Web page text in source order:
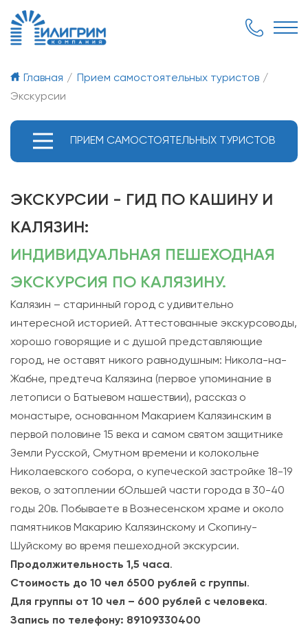
Главная
Прием самостоятельных туристов
Экскурсии
ПРИЕМ САМОСТОЯТЕЛЬНЫХ ТУРИСТОВ
ЭКСКУРСИИ - ГИД ПО КАШИНУ И
КАЛЯЗИН:
ИНДИВИДУАЛЬНАЯ ПЕШЕХОДНАЯ
ЭКСКУРСИЯ ПО КАЛЯЗИНУ.
Калязин – старинный город с удивительно
интересной историей. Аттестованные экскурсоводы,
хорошо говорящие и с душой представляющие
город, не оставят никого равнодушным: Никола-на-
Жабне, предтеча Калязина (первое упоминание в
летописи о Батыевом нашествии), рассказ о
монастыре, основанном Макарием Калязинским в
первой половине 15 века и самом святом защитнике
Земли Русской, Смутном времени и колокольне
Николаевского собора, о купеческой застройке 18-19
веков, о затоплении бОльшей части города в 30-40
годы 20в. Побываете в Вознесенском храме и около
памятников Макарию Калязинскому и Скопину-
Шуйскому во время пешеходной экскурсии.
Продолжительность 1,5 часа.
Стоимость до 10 чел 6500 рублей с группы.
Для группы от 10 чел – 600 рублей с человека.
Запись по телефону: 89109330400